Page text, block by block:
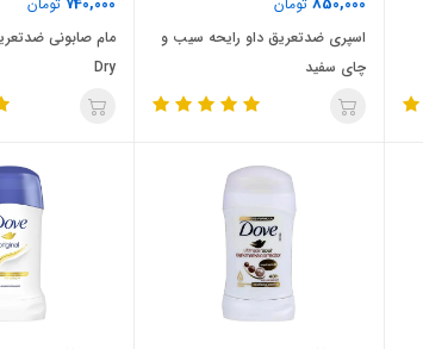
اسپری ضدتعریق داو رایحه سیب و
چای سفید
Dry